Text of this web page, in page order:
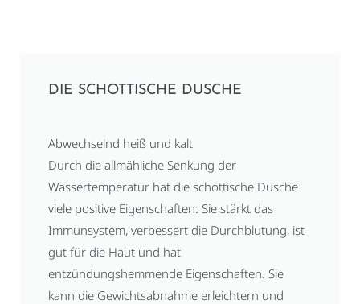
DIE SCHOTTISCHE DUSCHE
Abwechselnd heiß und kalt
Durch die allmähliche Senkung der
Wassertemperatur hat die schottische Dusche
viele positive Eigenschaften: Sie stärkt das
Immunsystem, verbessert die Durchblutung, ist
gut für die Haut und hat
entzündungshemmende Eigenschaften. Sie
kann die Gewichtsabnahme erleichtern und